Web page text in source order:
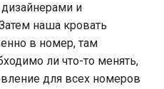
и
наша кровать
в номер, там
ли что-то менять,
для всех номеров